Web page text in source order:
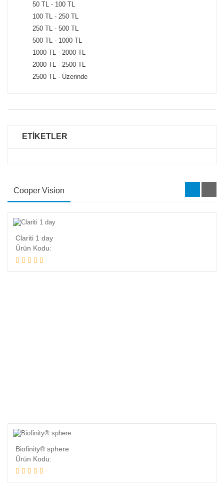
50 TL - 100 TL
100 TL - 250 TL
250 TL - 500 TL
500 TL - 1000 TL
1000 TL - 2000 TL
2000 TL - 2500 TL
2500 TL - Üzerinde
ETİKETLER
Cooper Vision
Clariti 1 day
Ürün Kodu:
Biofinity® sphere
Ürün Kodu: